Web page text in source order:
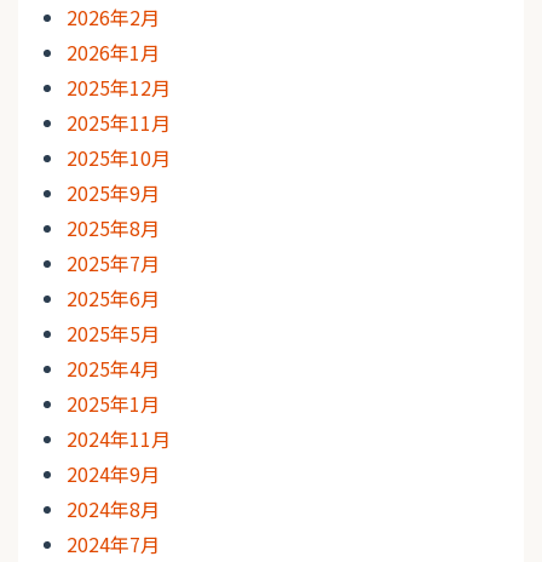
2026年2月
2026年1月
2025年12月
2025年11月
2025年10月
2025年9月
2025年8月
2025年7月
2025年6月
2025年5月
2025年4月
2025年1月
2024年11月
2024年9月
2024年8月
2024年7月